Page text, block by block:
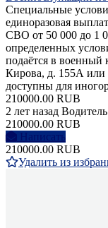
Специальные
единоразовая
СВО от 50 000 до 1
определенных
подаётся в военный
Кирова, д. 155А или
доступны для
210000.00 RUB
2 лет назад Водитель
210000.00 RUB
Написать
210000.00 RUB
Удалить из